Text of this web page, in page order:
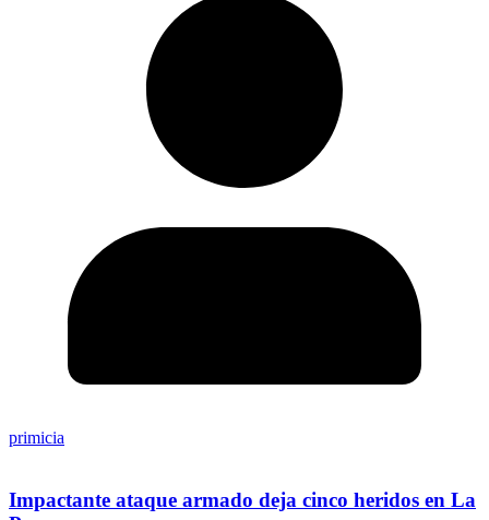
primicia
Impactante ataque armado deja cinco heridos en La